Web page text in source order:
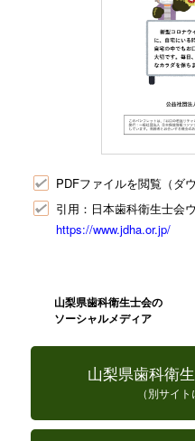
PDFファイルを閲覧（ダ
引用：日本歯科衛生士会
https://www.jdha.or.jp/
山梨県歯科衛生士会の
ソーシャルメディア
山梨県歯科衛
（別サイ